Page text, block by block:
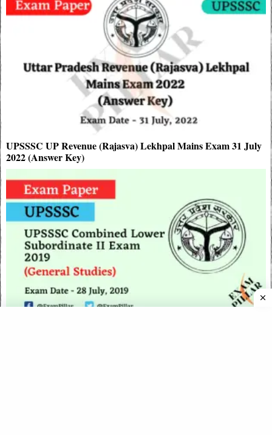
UPSSSC UP Revenue (Rajasva) Lekhpal Mains Exam 31 July
2022 (Answer Key)